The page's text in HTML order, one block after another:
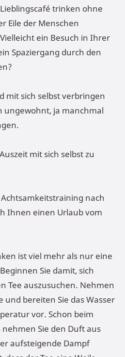
trinken ohne
Eile der Menschen
ein Besuch in Ihrer
Spaziergang durch den
mit sich selbst verbringen
ungewohnt, ja manchmal
mit sich selbst zu
nach
Ihnen einen Urlaub vom
ist viel mehr als nur eine
Sie damit, sich
Tee auszusuchen. Nehmen
und bereiten Sie das Wasser
vor. Schon beim
Sie den Duft aus
aufsteigende Dampf